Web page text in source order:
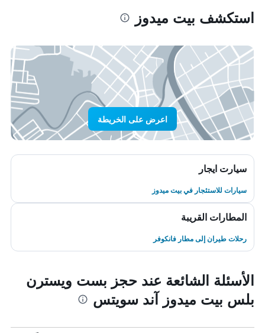
استكشف بيت ميدوز
اعرض على الخريطة
سيارت ايجار
سيارات للاستئجار في بيت ميدوز
المطارات القريبة
رحلات طيران إلى مطار فانكوفر
الأسئلة الشائعة عند حجز بست ويسترن
بلس بيت ميدوز آند سويتس